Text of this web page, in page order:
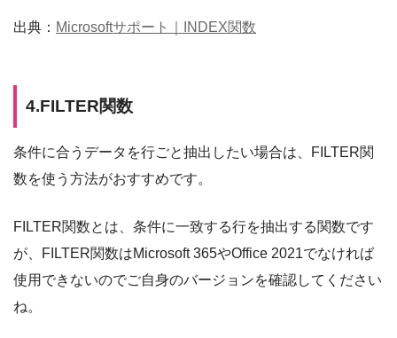
出典： Microsoftサポート｜INDEX関数
4.FILTER関数
条件に合うデータを行ごと抽出したい場合は、FILTER関
数を使う方法がおすすめです。
FILTER関数とは、条件に一致する行を抽出する関数です
が、FILTER関数はMicrosoft 365やOffice 2021でなければ
使用できないのでご自身のバージョンを確認してください
ね。